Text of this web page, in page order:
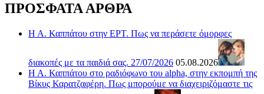
ΠΡΟΣΦΑΤΑ ΑΡΘΡΑ
Η Α. Καππάτου στην ΕΡΤ. Πως να περάσετε όμορφες
διακοπές με τα παιδιά σας. 27/07/2026 05.08.2026
Η Α. Καππάτου στο ραδιόφωνο του alpha, στην εκπομπή της
Βίκυς Καρατζαφέρη. Πως μπορούμε να διαχειριζόμαστε τις